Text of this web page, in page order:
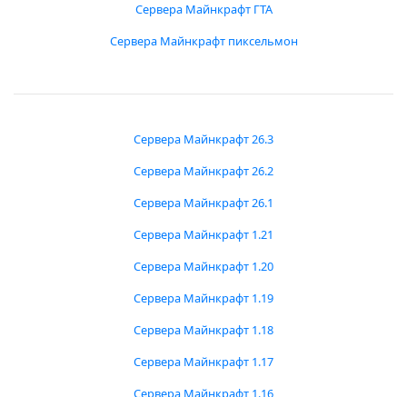
Сервера Майнкрафт ГТА
Сервера Майнкрафт пиксельмон
Сервера Майнкрафт 26.3
Сервера Майнкрафт 26.2
Сервера Майнкрафт 26.1
Сервера Майнкрафт 1.21
Сервера Майнкрафт 1.20
Сервера Майнкрафт 1.19
Сервера Майнкрафт 1.18
Сервера Майнкрафт 1.17
Сервера Майнкрафт 1.16